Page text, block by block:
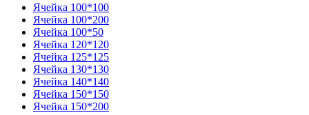
Ячейка 100*100
Ячейка 100*200
Ячейка 100*50
Ячейка 120*120
Ячейка 125*125
Ячейка 130*130
Ячейка 140*140
Ячейка 150*150
Ячейка 150*200